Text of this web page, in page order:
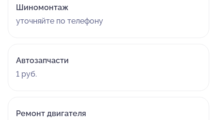
Шиномонтаж
уточняйте по телефону
Автозапчасти
1 руб.
Ремонт двигателя